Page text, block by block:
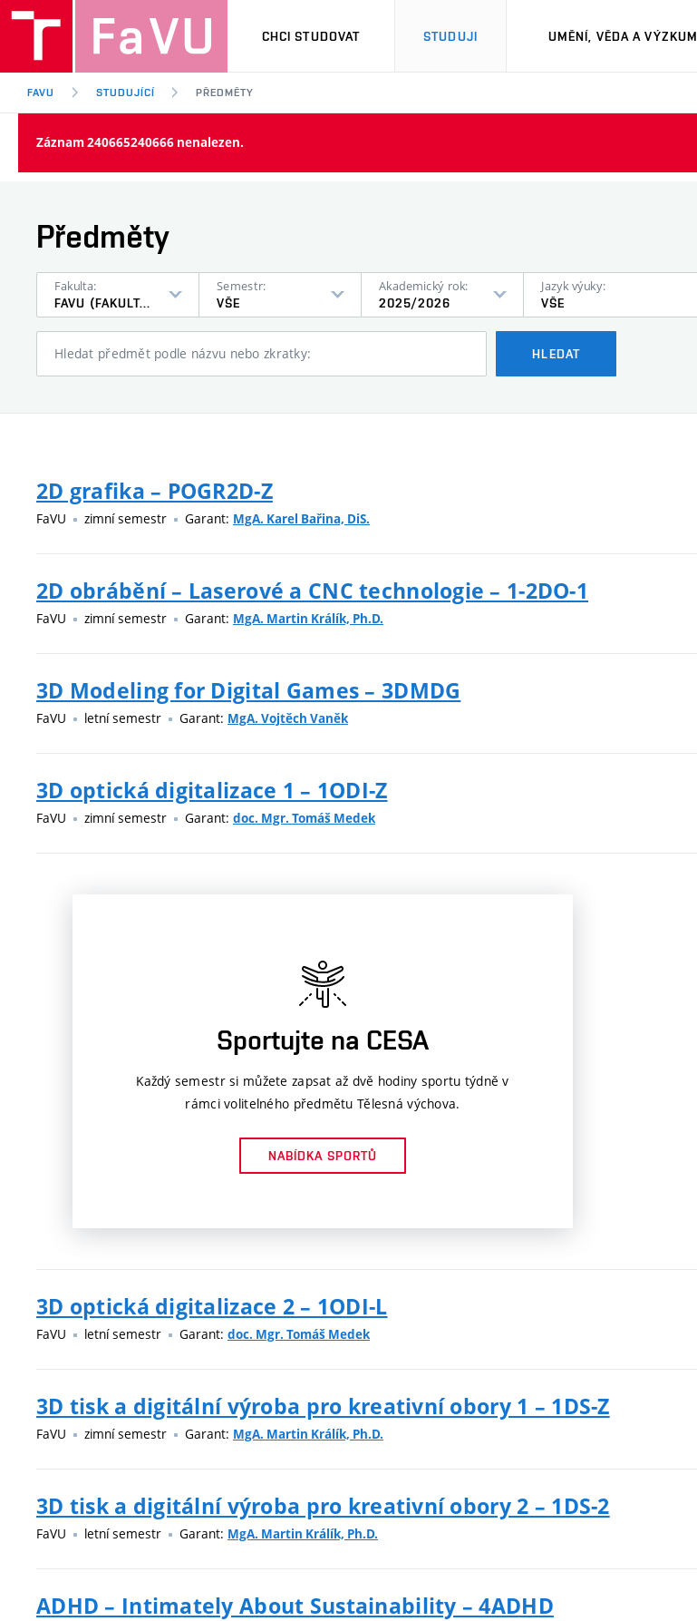
CHCI STUDOVAT STUDUJI UMĚNÍ, VĚDA A VÝZKUM
FAVU STUDUJÍCÍ PŘEDMĚTY
Záznam 240665240666 nenalezen.
Předměty
Fakulta:
FAVU (FAKULTA VÝTVARNÝCH UMĚNÍ)
Semestr:
VŠE
Akademický rok:
2025/2026
Jazyk výuky:
VŠE
Hledat předmět podle názvu nebo zkratky: HLEDAT
2D grafika – POGR2D-Z
FaVU zimní semestr Garant: MgA. Karel Bařina, DiS.
2D obrábění – Laserové a CNC technologie – 1-2DO-1
FaVU zimní semestr Garant: MgA. Martin Králík, Ph.D.
3D Modeling for Digital Games – 3DMDG
FaVU letní semestr Garant: MgA. Vojtěch Vaněk
3D optická digitalizace 1 – 1ODI-Z
FaVU zimní semestr Garant: doc. Mgr. Tomáš Medek
Sportujte na CESA
Každý semestr si můžete zapsat až dvě hodiny sportu týdně v
rámci volitelného předmětu Tělesná výchova.
NABÍDKA SPORTŮ
3D optická digitalizace 2 – 1ODI-L
FaVU letní semestr Garant: doc. Mgr. Tomáš Medek
3D tisk a digitální výroba pro kreativní obory 1 – 1DS-Z
FaVU zimní semestr Garant: MgA. Martin Králík, Ph.D.
3D tisk a digitální výroba pro kreativní obory 2 – 1DS-2
FaVU letní semestr Garant: MgA. Martin Králík, Ph.D.
ADHD – Intimately About Sustainability – 4ADHD